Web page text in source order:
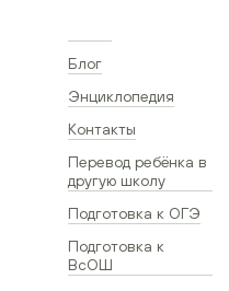
Блог
Энциклопедия
Контакты
Перевод ребёнка в
другую школу
Подготовка к ОГЭ
Подготовка к
ВсОШ